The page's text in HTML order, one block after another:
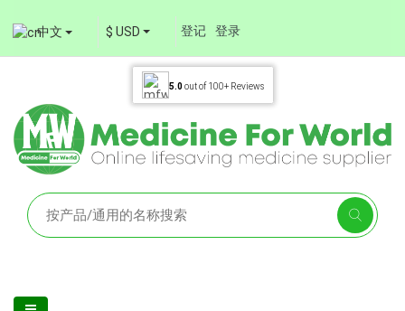
中文 $ USD 登记 登录
5.0out of 100+ Reviews